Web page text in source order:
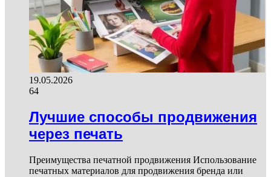
19.05.2026
64
Лучшие способы продвижения
через печать
Преимущества печатной продвижения Использование
печатных материалов для продвижения бренда или